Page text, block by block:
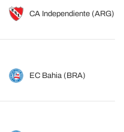
CA Independiente (ARG)
EC Bahia (BRA)